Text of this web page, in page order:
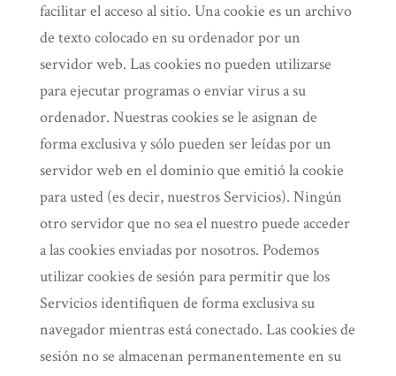
facilitar el acceso al sitio. Una cookie es un archivo
de texto colocado en su ordenador por un
servidor web. Las cookies no pueden utilizarse
para ejecutar programas o enviar virus a su
ordenador. Nuestras cookies se le asignan de
forma exclusiva y sólo pueden ser leídas por un
servidor web en el dominio que emitió la cookie
para usted (es decir, nuestros Servicios). Ningún
otro servidor que no sea el nuestro puede acceder
a las cookies enviadas por nosotros. Podemos
utilizar cookies de sesión para permitir que los
Servicios identifiquen de forma exclusiva su
navegador mientras está conectado. Las cookies de
sesión no se almacenan permanentemente en su